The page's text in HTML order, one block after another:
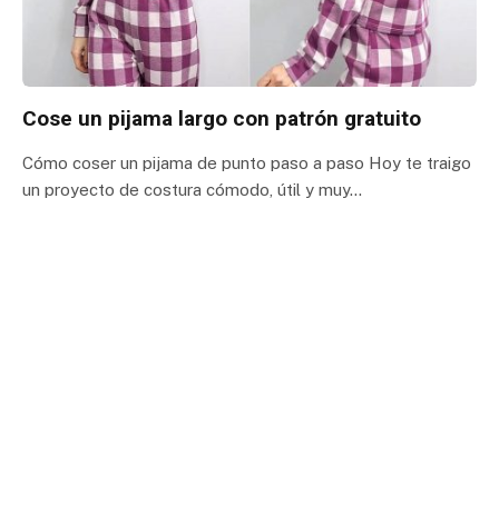
Cose un pijama largo con patrón gratuito
Cómo coser un pijama de punto paso a paso Hoy te traigo
un proyecto de costura cómodo, útil y muy…